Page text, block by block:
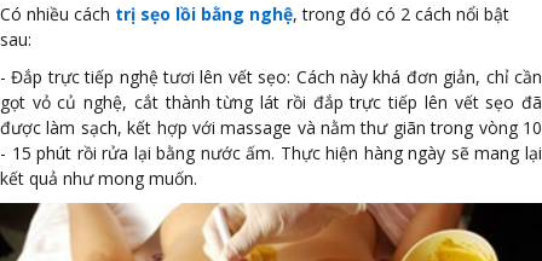
Có nhiều cách trị sẹo lồi bằng nghệ, trong đó có 2 cách nổi bật
sau:
- Đắp trực tiếp nghệ tươi lên vết sẹo: Cách này khá đơn giản, chỉ cần
gọt vỏ củ nghệ, cắt thành từng lát rồi đắp trực tiếp lên vết sẹo đã
được làm sạch, kết hợp với massage và nằm thư giãn trong vòng 10
- 15 phút rồi rửa lại bằng nước ấm. Thực hiện hàng ngày sẽ mang lại
kết quả như mong muốn.